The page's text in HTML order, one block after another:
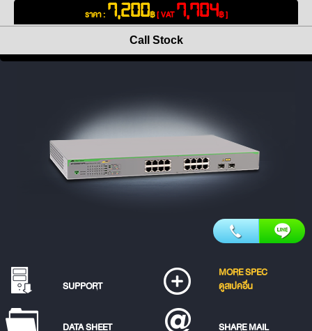
ราคา : 7,200฿[ VAT7,704฿ ]
Call Stock
SUPPORT
MORE SPEC
ดูสเปคอื่น
DATA SHEET SHARE MAIL